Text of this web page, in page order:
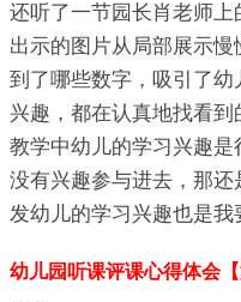
还听了一节园长肖老师
出示的图片从局部展示
到了哪些数字，吸引了幼
兴趣，都在认真地找看
教学中幼儿的学习兴趣
没有兴趣参与进去，那
发幼儿的学习兴趣也是我
幼儿园听课评课心得体会【